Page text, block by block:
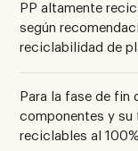
PP altamente
según
reciclabilidad de
Para la fase de fin
componentes y
reciclables al